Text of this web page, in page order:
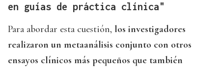
en guías de práctica clínica"
Para abordar esta cuestión, los investigadores
realizaron un metaanálisis conjunto con otros
ensayos clínicos más pequeños que también